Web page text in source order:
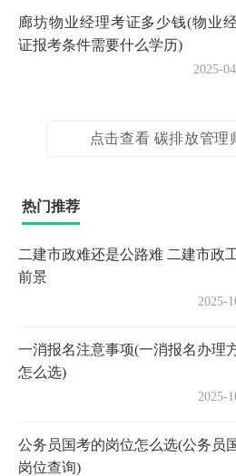
廊坊物业经理考证多少钱(物业
证报考条件需要什么学历)
2025-
点击查看 碳排放管理
热门推荐
二建市政难还是公路难 二建市政
前景
2025-
一消报名注意事项(一消报名办理
怎么选)
2025-
公务员国考的岗位怎么选(公务员
岗位查询)